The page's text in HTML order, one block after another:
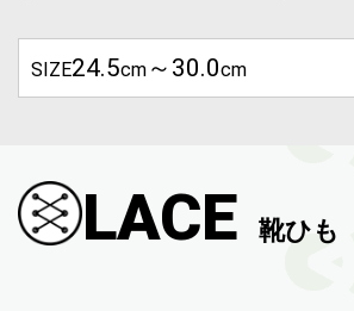
SIZE24.5cm ～30.0cm
LACE 靴ひも